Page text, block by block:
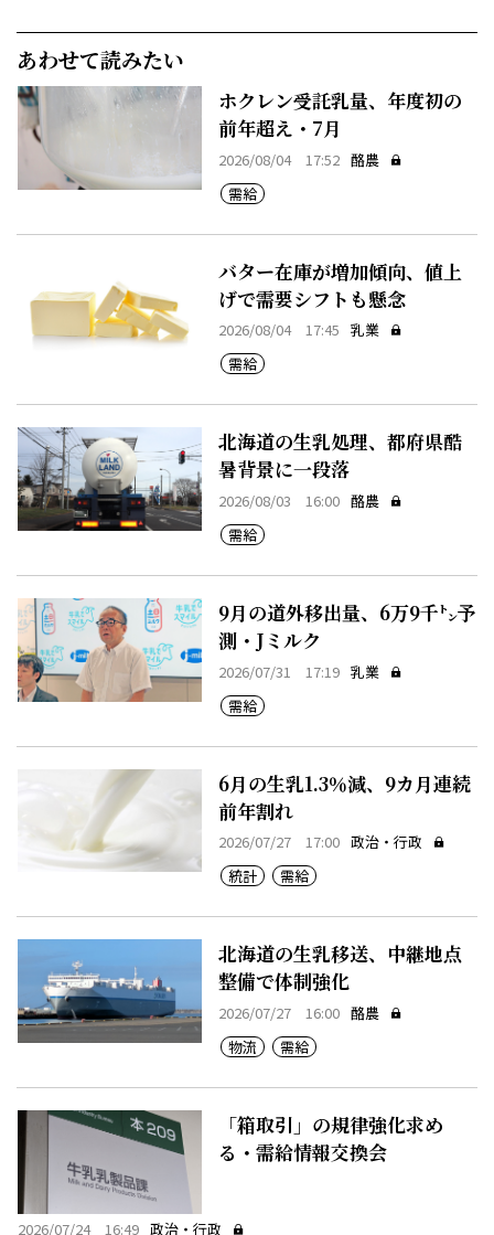
あわせて読みたい
ホクレン受託乳量、年度初の
前年超え・7月
2026/08/04 17:52 酪農
需給
バター在庫が増加傾向、値上
げで需要シフトも懸念
2026/08/04 17:45 乳業
需給
北海道の生乳処理、都府県酷
暑背景に一段落
2026/08/03 16:00 酪農
需給
9月の道外移出量、6万9千㌧予
測・Jミルク
2026/07/31 17:19 乳業
需給
6月の生乳1.3％減、9カ月連続
前年割れ
2026/07/27 17:00 政治・行政
統計
需給
北海道の生乳移送、中継地点
整備で体制強化
2026/07/27 16:00 酪農
物流
需給
「箱取引」の規律強化求め
る・需給情報交換会
2026/07/24 16:49 政治・行政